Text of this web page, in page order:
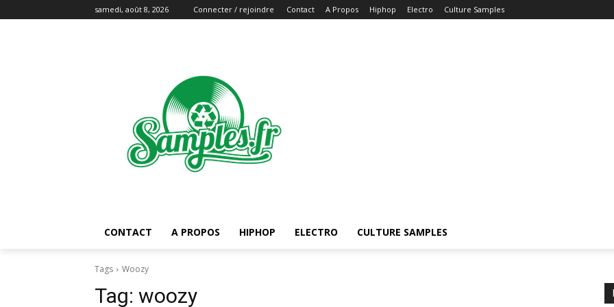
samedi, août 8, 2026 Connecter / rejoindre Contact A Propos Hiphop Electro Culture Samples
CONTACT A PROPOS HIPHOP ELECTRO CULTURE SAMPLES
Tags Woozy
Tag: woozy